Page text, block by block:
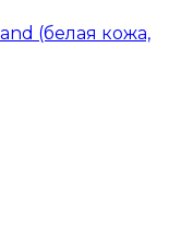
(белая кожа,